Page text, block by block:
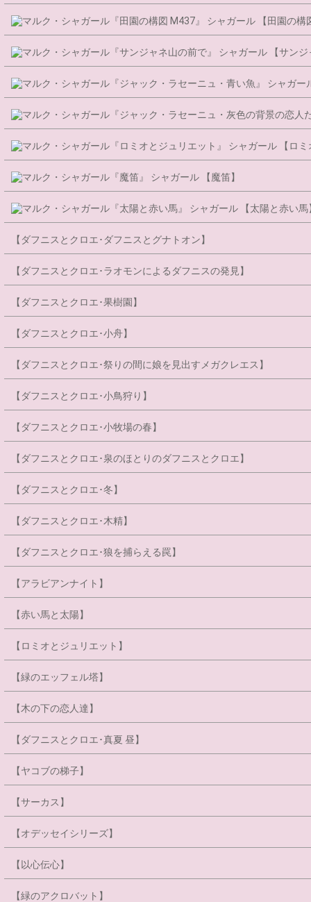
シャガール 【田園の構
シャガール 【サン
シャガー
シャガール 【ロ
シャガール 【魔笛】
シャガール 【太陽と赤い馬
【ダフニスとクロエ･ダフニスとグナトオン】
【ダフニスとクロエ･ラオモンによるダフニスの発見】
【ダフニスとクロエ･果樹園】
【ダフニスとクロエ･小舟】
【ダフニスとクロエ･祭りの間に娘を見出すメガクレエス】
【ダフニスとクロエ･小鳥狩り】
【ダフニスとクロエ･小牧場の春】
【ダフニスとクロエ･泉のほとりのダフニスとクロエ】
【ダフニスとクロエ･冬】
【ダフニスとクロエ･木精】
【ダフニスとクロエ･狼を捕らえる罠】
【アラビアンナイト】
【赤い馬と太陽】
【ロミオとジュリエット】
【緑のエッフェル塔】
【木の下の恋人達】
【ダフニスとクロエ･真夏 昼】
【ヤコブの梯子】
【サーカス】
【オデッセイシリーズ】
【以心伝心】
【緑のアクロバット】